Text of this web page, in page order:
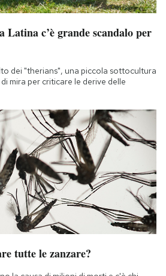
Latina c’è grande scandalo per
dei "therians", una piccola sottocultura
mira per criticare le derive delle
tutte le zanzare?